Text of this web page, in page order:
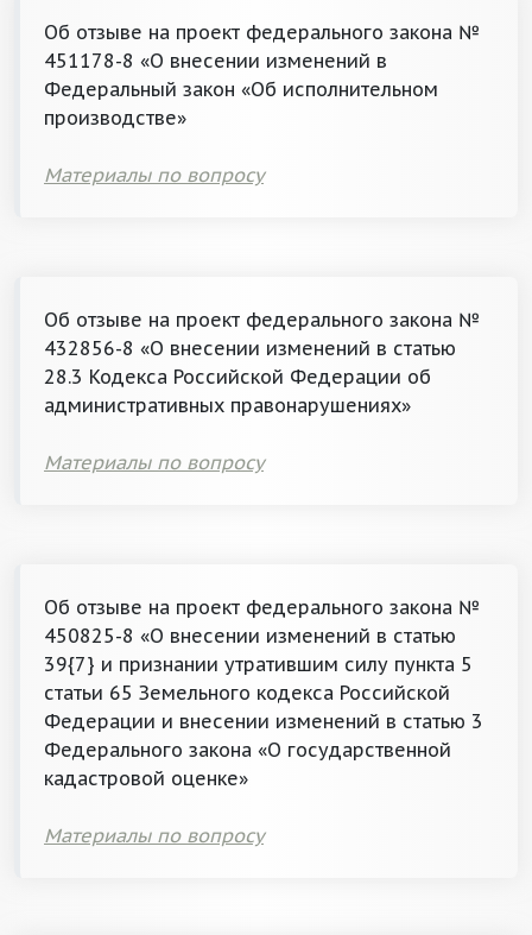
Об отзыве на проект федерального закона №
451178-8 «О внесении изменений в
Федеральный закон «Об исполнительном
производстве»
Материалы по вопросу
Об отзыве на проект федерального закона №
432856-8 «О внесении изменений в статью
28.3 Кодекса Российской Федерации об
административных правонарушениях»
Материалы по вопросу
Об отзыве на проект федерального закона №
450825-8 «О внесении изменений в статью
39{7} и признании утратившим силу пункта 5
статьи 65 Земельного кодекса Российской
Федерации и внесении изменений в статью 3
Федерального закона «О государственной
кадастровой оценке»
Материалы по вопросу